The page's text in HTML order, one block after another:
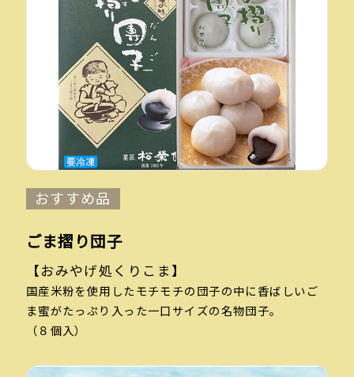
おすすめ品
ごま摺り団子
【おみやげ処くりこま】
国産米粉を使用したモチモチの団子の中に香ばしいご
ま蜜がたっぷり入った一口サイズの名物団子。
（８個入）